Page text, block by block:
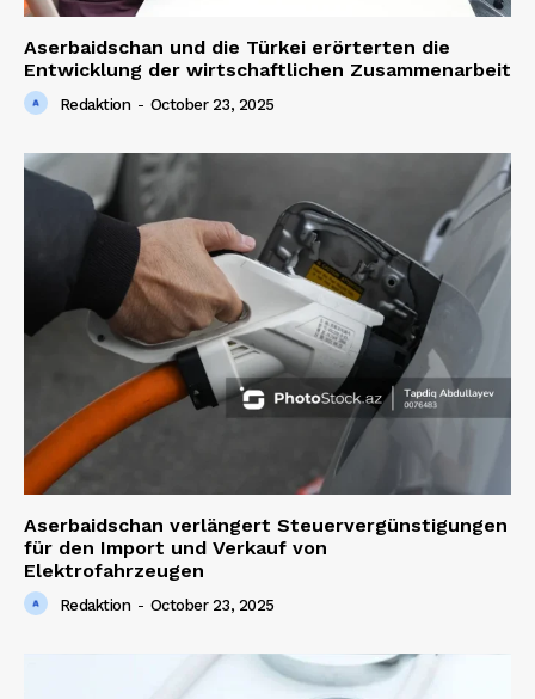
Magazine PRO
SUBSCRIBE NOW
Company
Aserbaidschan und die Türkei erörterten die
Entwicklung der wirtschaftlichen Zusammenarbeit
Redaktion - October 23, 2025
Aserbaidschan verlängert Steuervergünstigungen
für den Import und Verkauf von
Elektrofahrzeugen
Redaktion - October 23, 2025